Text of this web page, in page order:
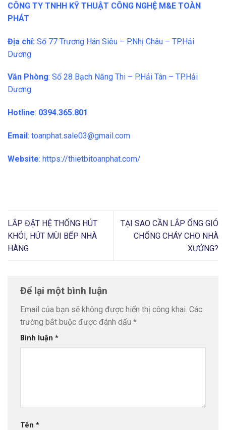
CÔNG TY TNHH KỸ THUẬT CÔNG NGHỆ M&E TOÀN
PHÁT
Địa chỉ: Số 77 Trương Hán Siêu – P.Nhị Châu – TP.Hải
Dương
Văn Phòng: Số 28 Bạch Năng Thi – P.Hải Tân – TP.Hải
Dương
Hotline: 0394.365.801
Email: toanphat.sale03@gmail.com
Website: https://thietbitoanphat.com/
LẮP ĐẶT HỆ THỐNG HÚT
KHÓI, HÚT MÙI BẾP NHÀ
HÀNG
TẠI SAO CẦN LẮP ỐNG GIÓ
CHỐNG CHÁY CHO NHÀ
XƯỞNG?
Để lại một bình luận
Email của bạn sẽ không được hiển thị công khai. Các
trường bắt buộc được đánh dấu *
Bình luận *
Tên *